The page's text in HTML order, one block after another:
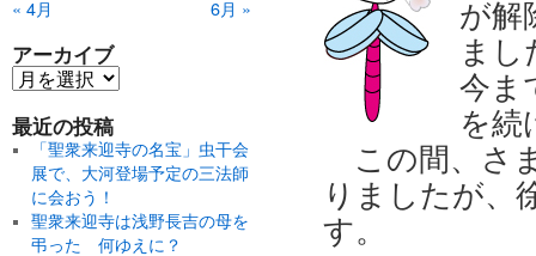
が解
ま
今ま
を続
この間、さ
りましたが、
す。
« 4月 6月 »
アーカイブ
最近の投稿
「聖衆来迎寺の名宝」虫干会
展で、大河登場予定の三法師
に会おう！
聖衆来迎寺は浅野長吉の母を
弔った 何ゆえに？